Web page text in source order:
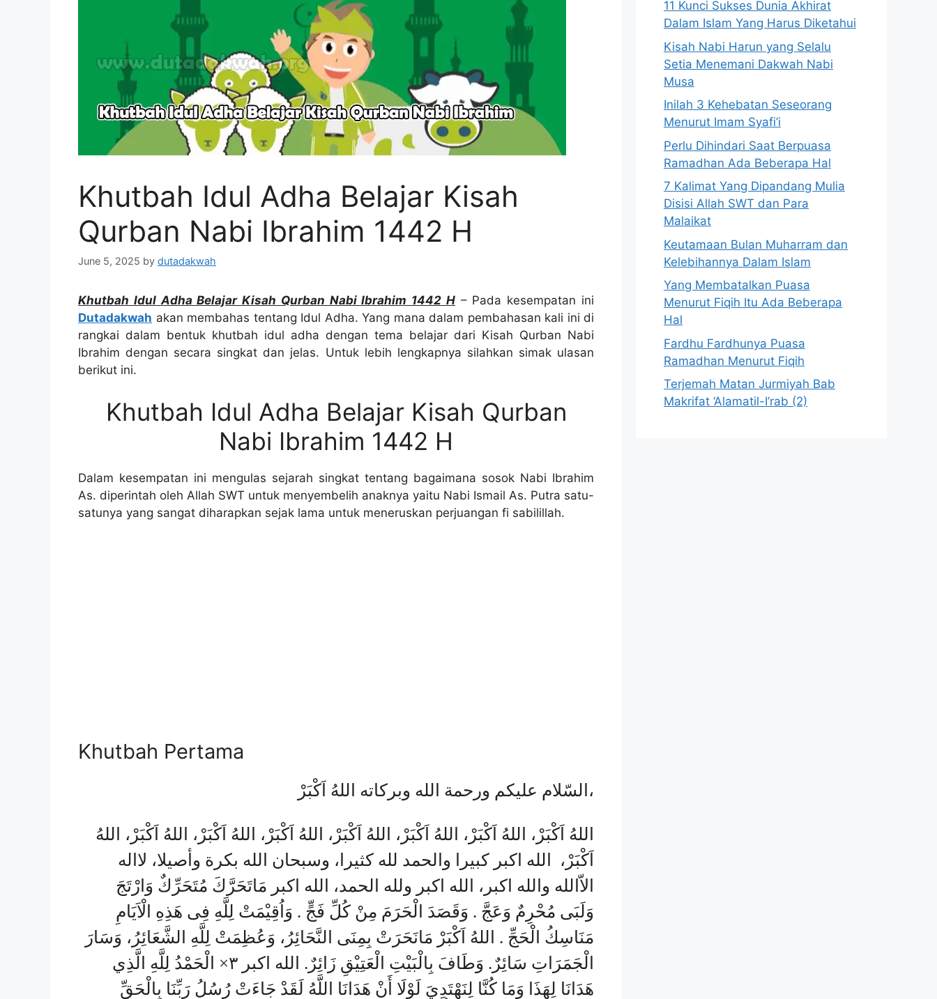
Khutbah Idul Adha Belajar Kisah
Qurban Nabi Ibrahim 1442 H
June 5, 2025 by dutadakwah
Khutbah Idul Adha Belajar Kisah Qurban Nabi Ibrahim 1442 H– Pada kesempatan ini
Dutadakwah akan membahas tentang Idul Adha. Yang mana dalam pembahasan kali ini di
rangkai dalam bentuk khutbah idul adha dengan tema belajar dari Kisah Qurban Nabi
Ibrahim dengan secara singkat dan jelas. Untuk lebih lengkapnya silahkan simak ulasan
berikut ini.
Khutbah Idul Adha Belajar Kisah Qurban
Nabi Ibrahim 1442 H
Dalam kesempatan ini mengulas sejarah singkat tentang bagaimana sosok Nabi Ibrahim
As. diperintah oleh Allah SWT untuk menyembelih anaknya yaitu Nabi Ismail As. Putra satu-
satunya yang sangat diharapkan sejak lama untuk meneruskan perjuangan fi sabilillah.
Khutbah Pertama
السّلام عليكم ورحمة الله وبركاته اللهُ اَكْبَرْ،
اللهُ اَكْبَرْ، اللهُ اَكْبَرْ، اللهُ اَكْبَرْ، اللهُ اَكْبَرْ، اللهُ اَكْبَرْ، اللهُ اَكْبَرْ، اللهُ اَكْبَرْ، اللهُ
اَكْبَرْ، الله اكبر كبيرا والحمد لله كثيرا، وسبحان الله بكرة وأصيلا، لااله
الاّالله والله اكبر، الله اكبر ولله الحمد، الله اكبر مَاتَحَرَّكَ مُتَحَرِّكٌ وَارْتَجَ
وَلَبَى مُحْرِمٌ وَعَجَّ . وَقَصَدَ الْحَرَمَ مِنْ كُلِّ فَجٍّ . وَاُقِيْمَتْ لِلَّهِ فِى هَذِهِ الْاَيَامِ
مَنَاسِكُ الْحَجِّ . اللهُ اَكْبَرْ مَانَحَرَتْ بِمِنَى النَّحَائِرُ، وَعُظِمَتْ لِلَّهِ الشَّعَائِرُ، وَسَارَ
الْجَمَرَاتِ سَائِرٌ. وَطَافَ بِالْبَيْتِ الْعَتِيْقِ زَائِرٌ. الله اكبر ۳× الْحَمْدُ لِلَّهِ الَّذِي
هَدَانَا لِهَذَا وَمَا كُنَّا لِنَهْتَدِيَ لَوْلَا أَنْ هَدَانَا اللَّهُ لَقَدْ جَاءَتْ رُسُلُ رَبِّنَا بِالْحَقِّ
11 Kunci Sukses Dunia Akhirat
Dalam Islam Yang Harus Diketahui
Kisah Nabi Harun yang Selalu
Setia Menemani Dakwah Nabi
Musa
Inilah 3 Kehebatan Seseorang
Menurut Imam Syafi’i
Perlu Dihindari Saat Berpuasa
Ramadhan Ada Beberapa Hal
7 Kalimat Yang Dipandang Mulia
Disisi Allah SWT dan Para
Malaikat
Keutamaan Bulan Muharram dan
Kelebihannya Dalam Islam
Yang Membatalkan Puasa
Menurut Fiqih Itu Ada Beberapa
Hal
Fardhu Fardhunya Puasa
Ramadhan Menurut Fiqih
Terjemah Matan Jurmiyah Bab
Makrifat ‘Alamatil-I’rab (2)